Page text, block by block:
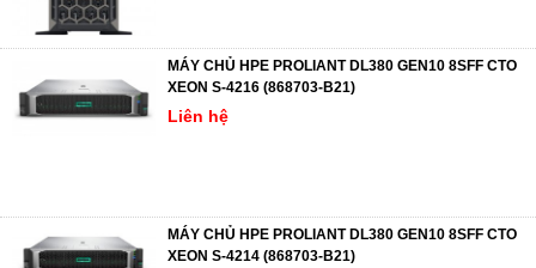
MÁY CHỦ HPE PROLIANT DL380 GEN10 8SFF CTO
XEON S-4216 (868703-B21)
Liên hệ
MÁY CHỦ HPE PROLIANT DL380 GEN10 8SFF CTO
XEON S-4214 (868703-B21)